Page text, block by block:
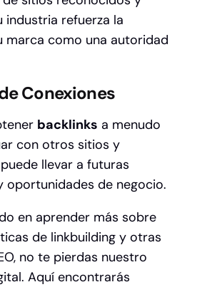
industria refuerza la
marca como una autoridad
Conexiones
backlinks a menudo
con otros sitios y
llevar a futuras
oportunidades de negocio.
en aprender más sobre
de linkbuilding y otras
no te pierdas nuestro
Aquí encontrarás